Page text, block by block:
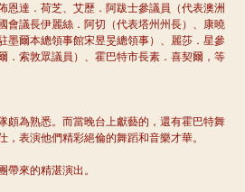
恩達．荷芝、艾歷．阿跋士參議員（代表澳洲
會議長伊麗絲．阿切（代表塔州州長）、康曉
墨爾本總領事館宋昱旻總領事）、麗莎．星參
．索敦眾議員）、霍巴特市長素．喜契爾，等
頗為熟悉。而當晚台上獻藝的，還有霍巴特舞
表演他們精彩絕倫的舞蹈和音樂才華。
來的精湛演出。